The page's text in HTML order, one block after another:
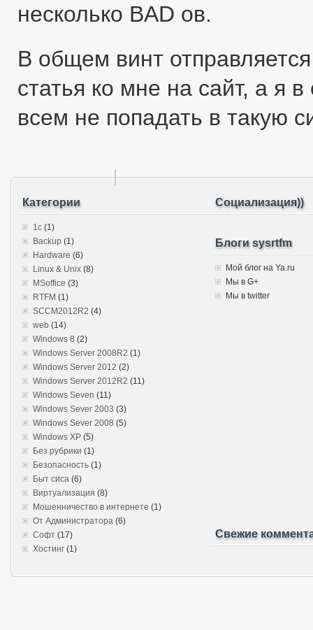
несколько BAD ов.
В общем винт
статья ко мне на сайт, а я
всем не попадать в такую
Категории
1c (1)
Backup (1)
Hardware (6)
Linux & Unix (8)
MSoffice (3)
RTFM (1)
SCCM2012R2 (4)
web (14)
Windows 8 (2)
Windows Server 2008R2 (1)
Windows Server 2012 (2)
Windows Server 2012R2 (11)
Windows Seven (11)
Windows Sever 2003 (3)
Windows Sever 2008 (5)
Windows XP (5)
Без рубрики (1)
Безопасность (1)
Быт сиса (6)
Виртуализация (8)
Мошенничество в интернете (1)
От Администратора (6)
Софт (17)
Хостинг (1)
Социализация))
Блоги sysrtfm
Мой блог на Ya.ru
Мы в G+
Мы в twitter
Свежие